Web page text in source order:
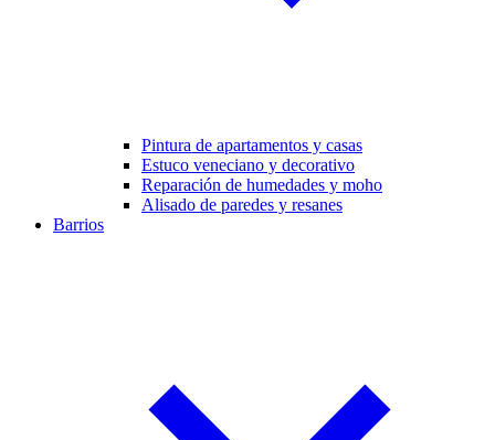
Pintura de apartamentos y casas
Estuco veneciano y decorativo
Reparación de humedades y moho
Alisado de paredes y resanes
Barrios